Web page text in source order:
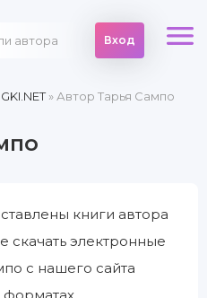
Вход
» Автор Тарья Сампо
книги автора
скачать электронные
с нашего сайта